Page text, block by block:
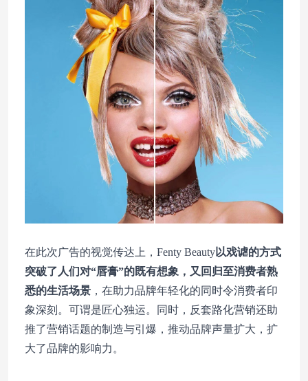
在此次广告的视觉传达上，Fenty Beauty以戏谑的方式
突破了人们对“唇膏”的既有想象，又回归至消费者熟
悉的生活场景 ，在助力品牌年轻化的同时令消费者印
象深刻。可谓是匠心独运。同时，反套路化营销还助
推了营销话题的制造与引爆，推动品牌声量扩大，扩
大了品牌的影响力。